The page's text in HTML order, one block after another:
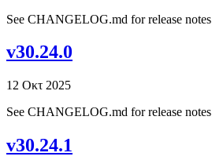
See CHANGELOG.md for release notes
v30.24.0
12 Οκτ 2025
See CHANGELOG.md for release notes
v30.24.1